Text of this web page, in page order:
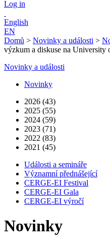
Log in
English
EN
Domů > Novinky a události >
výzkum a diskuse na University
Novinky a události
Novinky
2026 (43)
2025 (55)
2024 (59)
2023 (71)
2022 (83)
2021 (45)
Události a semináře
Významní přednášející
CERGE-EI Festival
CERGE-EI Gala
CERGE-EI výročí
Novinky